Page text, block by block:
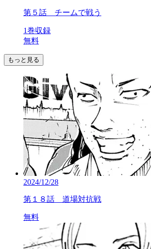
第５話 チームで戦う
1巻収録
無料
もっと見る
2024/12/28
第１８話 道場対抗戦
無料